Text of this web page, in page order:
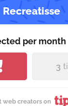
Recreatisse
per month
3
web creators on